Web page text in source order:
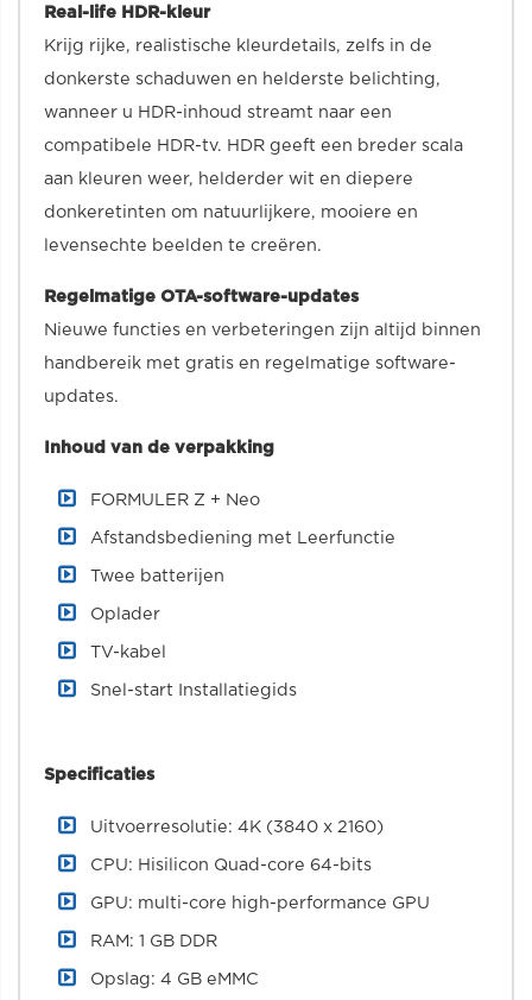
Real-life HDR-kleur
Krijg rijke, realistische kleurdetails, zelfs in de
donkerste schaduwen en helderste belichting,
wanneer u HDR-inhoud streamt naar een
compatibele HDR-tv. HDR geeft een breder scala
aan kleuren weer, helderder wit en diepere
donkeretinten om natuurlijkere, mooiere en
levensechte beelden te creëren.
Regelmatige OTA-software-updates
Nieuwe functies en verbeteringen zijn altijd binnen
handbereik met gratis en regelmatige software-
updates.
Inhoud van de verpakking
FORMULER Z + Neo
Afstandsbediening met Leerfunctie
Twee batterijen
Oplader
TV-kabel
Snel-start Installatiegids
Specificaties
Uitvoerresolutie: 4K (3840 x 2160)
CPU: Hisilicon Quad-core 64-bits
GPU: multi-core high-performance GPU
RAM: 1 GB DDR
Opslag: 4 GB eMMC